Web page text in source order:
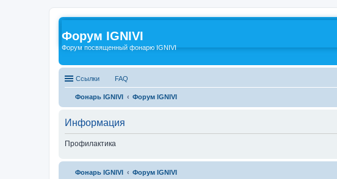
Форум IGNIVI
Форум посвященный фонарю IGNIVI
Ссылки FAQ
Фонарь IGNIVI Форум IGNIVI
Информация
Профилактика
Фонарь IGNIVI Форум IGNIVI